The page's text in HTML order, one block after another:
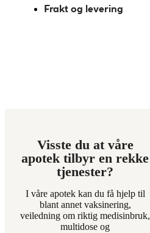
Frakt og levering
Visste du at våre
apotek tilbyr en rekke
tjenester?
I våre apotek kan du få hjelp til
blant annet vaksinering,
veiledning om riktig medisinbruk,
multidose og